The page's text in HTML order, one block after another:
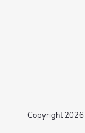
Copyright 2026